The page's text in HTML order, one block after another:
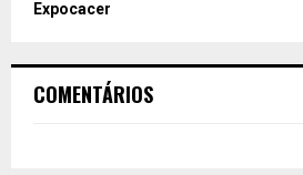
Expocacer
COMENTÁRIOS